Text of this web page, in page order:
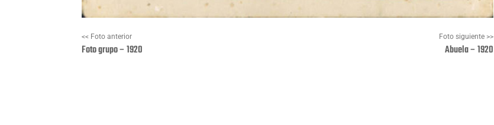
<< Foto anterior
Foto grupo – 1920
Foto siguiente >>
Abuela – 1920